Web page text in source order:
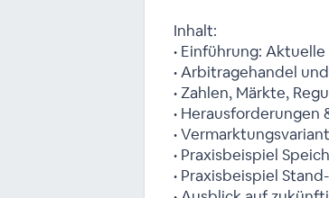
Inhalt:
• Einführung:
• Arbitragehandel
• Zahlen, Märkte,
•
•
• Praxisbeispiel
• Praxisbeispiel